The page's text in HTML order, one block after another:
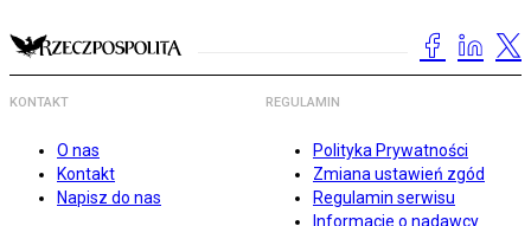
KONTAKT
O nas
Kontakt
Napisz do nas
REGULAMIN
Polityka Prywatności
Zmiana ustawień zgód
Regulamin serwisu
Informacje o nadawcy